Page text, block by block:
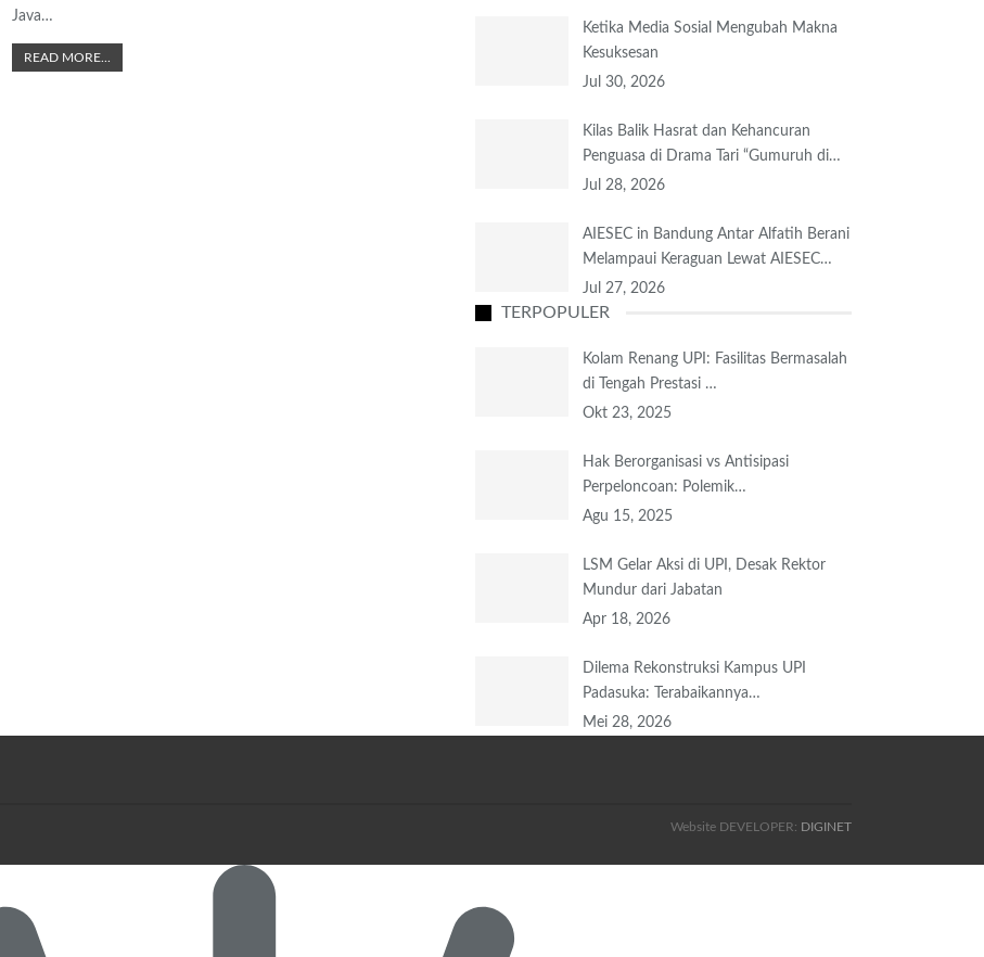
Java…
READ MORE...
Ketika Media Sosial Mengubah Makna
Kesuksesan
Jul 30, 2026
Kilas Balik Hasrat dan Kehancuran
Penguasa di Drama Tari “Gumuruh di…
Jul 28, 2026
AIESEC in Bandung Antar Alfatih Berani
Melampaui Keraguan Lewat AIESEC…
Jul 27, 2026
TERPOPULER
Kolam Renang UPI: Fasilitas Bermasalah
di Tengah Prestasi …
Okt 23, 2025
Hak Berorganisasi vs Antisipasi
Perpeloncoan: Polemik…
Agu 15, 2025
LSM Gelar Aksi di UPI, Desak Rektor
Mundur dari Jabatan
Apr 18, 2026
Dilema Rekonstruksi Kampus UPI
Padasuka: Terabaikannya…
Mei 28, 2026
Website DEVELOPER: DIGINET